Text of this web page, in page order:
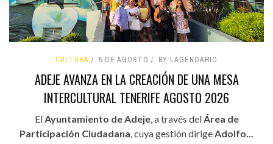
CULTURA 5 DE AGOSTO BY LAGENDARIO
ADEJE AVANZA EN LA CREACIÓN DE UNA MESA
INTERCULTURAL TENERIFE AGOSTO 2026
El Ayuntamiento de Adeje, a través del Área de
Participación Ciudadana , cuya gestión dirige Adolfo...